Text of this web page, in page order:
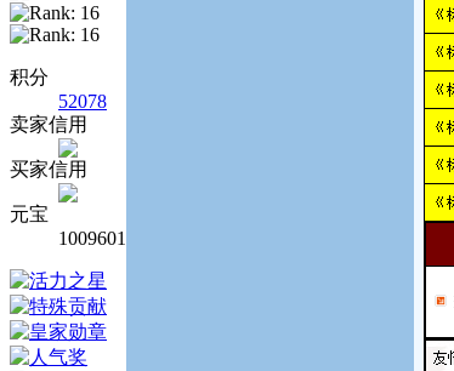
积分
52078
卖家信用
买家信用
元宝
1009601